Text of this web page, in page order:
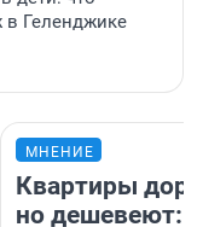
в Геленджике
МНЕНИЕ
Квартиры
но дешевеют: